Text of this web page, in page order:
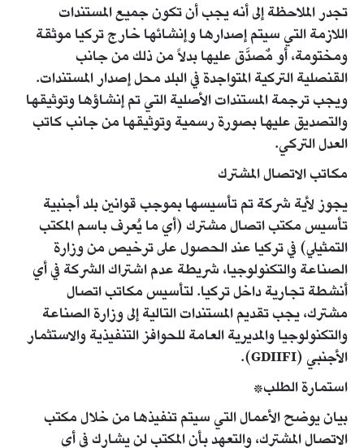
تجدر الملاحظة إلى أنه يجب أن تكون جميع المستندات
اللازمة التي سيتم إصدارها وإنشائها خارج تركيا موثقة
ومختومة، أو مٌصدَّق عليها بدلاً من ذلك من جانب
القنصلية التركية المتواجدة في البلد محل إصدار المستندات.
ويجب ترجمة المستندات الأصلية التي تم إنشاؤها وتوثيقها
والتصديق عليها بصورة رسمية وتوثيقها من جانب كاتب
العدل التركي.
مكاتب الاتصال المشترك
يجوز لأية شركة تم تأسيسها بموجب قوانين بلد أجنبية
تأسيس مكتب اتصال مشترك (أي ما يُعرف باسم المكتب
التمثيلي) في تركيا عند الحصول على ترخيص من وزارة
الصناعة والتكنولوجيا، شريطة عدم اشتراك الشركة في أي
أنشطة تجارية داخل تركيا. لتأسيس مكاتب اتصال
مشترك، يجب تقديم المستندات التالية إلى وزارة الصناعة
والتكنولوجيا والمديرية العامة للحوافز التنفيذية والاستثمار
الأجنبي (GDIIFI).
استمارة الطلب*
بيان يوضح الأعمال التي سيتم تنفيذها من خلال مكتب
الاتصال المشترك، والتعهد بأن المكتب لن يشارك في أي